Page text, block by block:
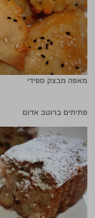
מאפה מבצק ספידי
פתיתים ברוטב אדום